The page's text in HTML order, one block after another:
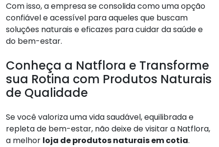
Com isso, a empresa se consolida como uma opção
confiável e acessível para aqueles que buscam
soluções naturais e eficazes para cuidar da saúde e
do bem-estar.
Conheça a Natflora e Transforme
sua Rotina com Produtos Naturais
de Qualidade
Se você valoriza uma vida saudável, equilibrada e
repleta de bem-estar, não deixe de visitar a Natflora,
a melhor loja de produtos naturais em cotia.